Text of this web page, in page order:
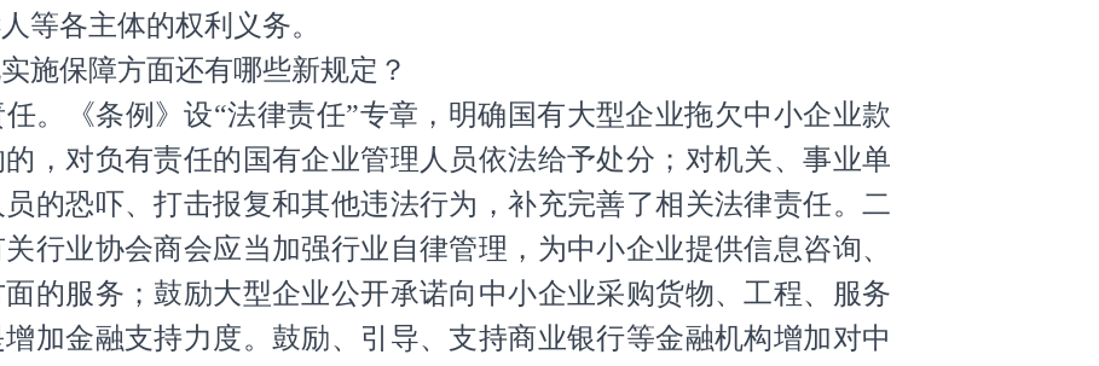
等各主体的权利义务。
保障方面还有哪些新规定？
《条例》设“法律责任”专章，明确国有大型企业拖欠中小企业款
，对负有责任的国有企业管理人员依法给予处分；对机关、事业单
的恐吓、打击报复和其他违法行为，补充完善了相关法律责任。二
行业协会商会应当加强行业自律管理，为中小企业提供信息咨询、
的服务；鼓励大型企业公开承诺向中小企业采购货物、工程、服务
加金融支持力度。鼓励、引导、支持商业银行等金融机构增加对中